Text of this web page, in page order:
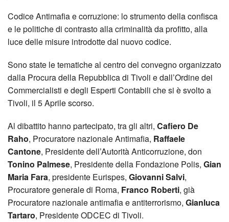
Codice Antimafia e corruzione: lo strumento della confisca
e le politiche di contrasto alla criminalità da profitto, alla
luce delle misure introdotte dal nuovo codice.
Sono state le tematiche al centro del convegno organizzato
dalla Procura della Repubblica di Tivoli e dall’Ordine dei
Commercialisti e degli Esperti Contabili che si è svolto a
Tivoli, il 5 Aprile scorso.
Al dibattito hanno partecipato, tra gli altri, Cafiero De
Raho, Procuratore nazionale Antimafia, Raffaele
Cantone, Presidente dell’Autorità Anticorruzione, don
Tonino Palmese, Presidente della Fondazione Polis, Gian
Maria Fara, presidente Eurispes, Giovanni Salvi,
Procuratore generale di Roma, Franco Roberti, già
Procuratore nazionale antimafia e antiterrorismo, Gianluca
Tartaro, Presidente ODCEC di Tivoli.